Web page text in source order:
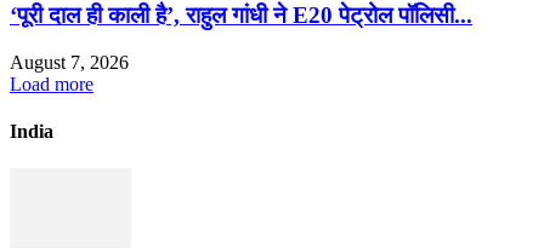
‘पूरी दाल ही काली है’, राहुल गांधी ने E20 पेट्रोल पॉलिसी...
August 7, 2026
Load more
India